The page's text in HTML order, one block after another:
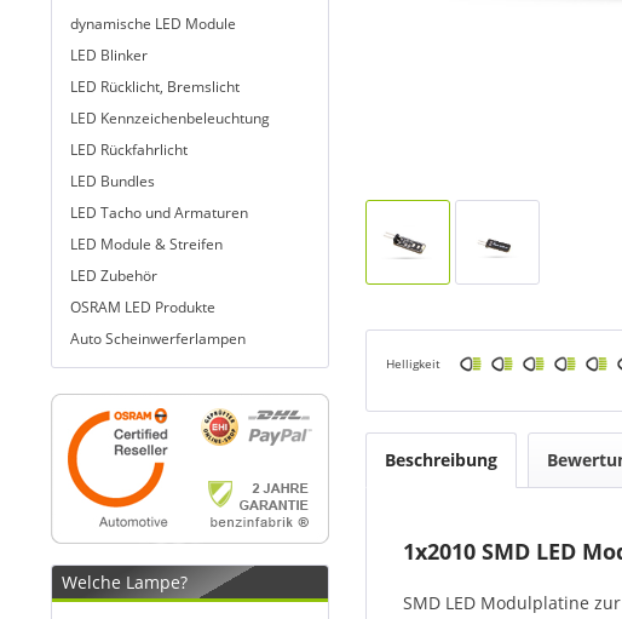
dynamische LED Module
LED Blinker
LED Rücklicht, Bremslicht
LED Kennzeichenbeleuchtung
LED Rückfahrlicht
LED Bundles
LED Tacho und Armaturen
LED Module & Streifen
LED Zubehör
OSRAM LED Produkte
Auto Scheinwerferlampen
Welche Lampe?
Helligkeit
Beschreibung
1x2010 SMD LED
SMD LED Modulplatine